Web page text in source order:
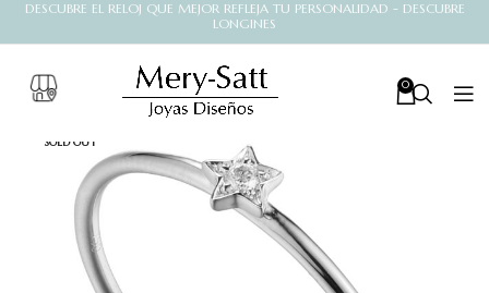
DESCUBRE EL RELOJ QUE MEJOR REFLEJA TU PERSONALIDAD - DESCUBRE
LONGINES
0
SOLD OUT